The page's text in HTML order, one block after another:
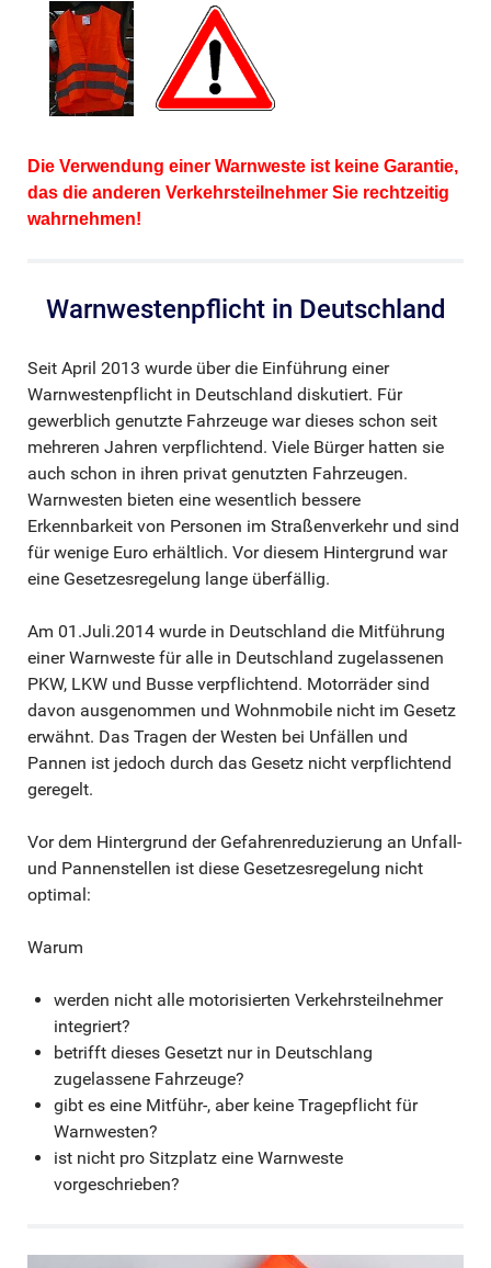
Die Verwendung einer Warnweste ist keine Garantie,
das die anderen Verkehrsteilnehmer Sie rechtzeitig
wahrnehmen!
Warnwestenpflicht in Deutschland
Seit April 2013 wurde über die Einführung einer
Warnwestenpflicht in Deutschland diskutiert. Für
gewerblich genutzte Fahrzeuge war dieses schon seit
mehreren Jahren verpflichtend. Viele Bürger hatten sie
auch schon in ihren privat genutzten Fahrzeugen.
Warnwesten bieten eine wesentlich bessere
Erkennbarkeit von Personen im Straßenverkehr und sind
für wenige Euro erhältlich. Vor diesem Hintergrund war
eine Gesetzesregelung lange überfällig.
Am 01.Juli.2014 wurde in Deutschland die Mitführung
einer Warnweste für alle in Deutschland zugelassenen
PKW, LKW und Busse verpflichtend. Motorräder sind
davon ausgenommen und Wohnmobile nicht im Gesetz
erwähnt. Das Tragen der Westen bei Unfällen und
Pannen ist jedoch durch das Gesetz nicht verpflichtend
geregelt.
Vor dem Hintergrund der Gefahrenreduzierung an Unfall-
und Pannenstellen ist diese Gesetzesregelung nicht
optimal:
Warum
werden nicht alle motorisierten Verkehrsteilnehmer
integriert?
betrifft dieses Gesetzt nur in Deutschlang
zugelassene Fahrzeuge?
gibt es eine Mitführ-, aber keine Tragepflicht für
Warnwesten?
ist nicht pro Sitzplatz eine Warnweste
vorgeschrieben?